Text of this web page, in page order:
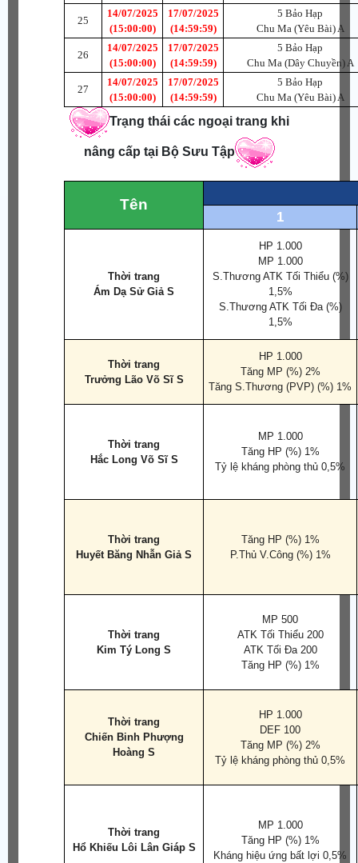
25
14/07/2025
(15:00:00)
17/07/2025
(14:59:59)
5 Bảo Hạp
Chu Ma (Yêu Bài) A
26
14/07/2025
(15:00:00)
17/07/2025
(14:59:59)
5 Bảo Hạp
Chu Ma (Dây Chuyền) A
27
14/07/2025
(15:00:00)
17/07/2025
(14:59:59)
5 Bảo Hạp
Chu Ma (Yêu Bài) A
Trạng thái các ngoại trang khi
nâng cấp tại Bộ Sưu Tập
Tên
1
Thời trang
Ám Dạ Sử Giả S
HP 1.000
MP 1.000
S.Thương ATK Tối Thiểu (%)
1,5%
S.Thương ATK Tối Đa (%)
1,5%
Thời trang
Trưởng Lão Võ Sĩ S
HP 1.000
Tăng MP (%) 2%
Tăng S.Thương (PVP) (%) 1%
Thời trang
Hắc Long Võ Sĩ S
MP 1.000
Tăng HP (%) 1%
Tỷ lệ kháng phòng thủ 0,5%
Thời trang
Huyết Băng Nhẫn Giả S
Tăng HP (%) 1%
P.Thủ V.Công (%) 1%
Thời trang
Kim Tý Long S
MP 500
ATK Tối Thiểu 200
ATK Tối Đa 200
Tăng HP (%) 1%
Thời trang
Chiến Binh Phượng
Hoàng S
HP 1.000
DEF 100
Tăng MP (%) 2%
Tỷ lệ kháng phòng thủ 0,5%
Thời trang
Hổ Khiếu Lôi Lân Giáp S
MP 1.000
Tăng HP (%) 1%
Kháng hiệu ứng bất lợi 0,5%